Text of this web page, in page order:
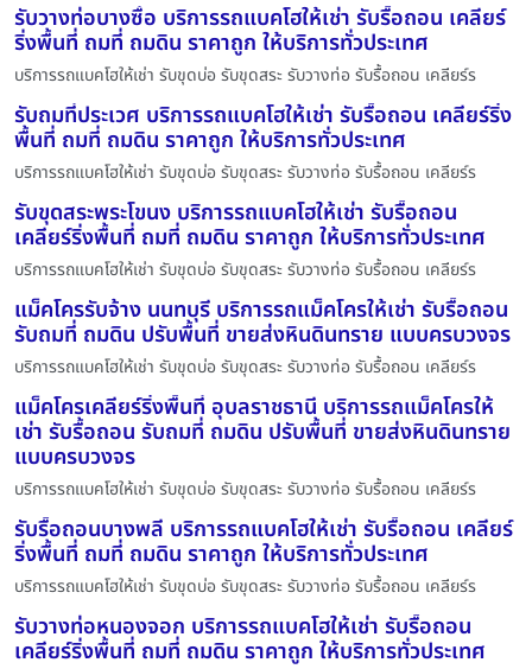
รับวางท่อบางซื่อ บริการรถแบคโฮให้เช่า รับรื้อถอน เคลียร์
ริ่งพื้นที่ ถมที่ ถมดิน ราคาถูก ให้บริการทั่วประเทศ
บริการรถแบคโฮให้เช่า รับขุดบ่อ รับขุดสระ รับวางท่อ รับรื้อถอน เคลียร์ร
รับถมที่ประเวศ บริการรถแบคโฮให้เช่า รับรื้อถอน เคลียร์ริ่ง
พื้นที่ ถมที่ ถมดิน ราคาถูก ให้บริการทั่วประเทศ
บริการรถแบคโฮให้เช่า รับขุดบ่อ รับขุดสระ รับวางท่อ รับรื้อถอน เคลียร์ร
รับขุดสระพระโขนง บริการรถแบคโฮให้เช่า รับรื้อถอน
เคลียร์ริ่งพื้นที่ ถมที่ ถมดิน ราคาถูก ให้บริการทั่วประเทศ
บริการรถแบคโฮให้เช่า รับขุดบ่อ รับขุดสระ รับวางท่อ รับรื้อถอน เคลียร์ร
แม็คโครรับจ้าง นนทบุรี บริการรถแม็คโครให้เช่า รับรื้อถอน
รับถมที่ ถมดิน ปรับพื้นที่ ขายส่งหินดินทราย แบบครบวงจร
บริการรถแบคโฮให้เช่า รับขุดบ่อ รับขุดสระ รับวางท่อ รับรื้อถอน เคลียร์ร
แม็คโครเคลียร์ริ่งพื้นที่ อุบลราชธานี บริการรถแม็คโครให้
เช่า รับรื้อถอน รับถมที่ ถมดิน ปรับพื้นที่ ขายส่งหินดินทราย
แบบครบวงจร
บริการรถแบคโฮให้เช่า รับขุดบ่อ รับขุดสระ รับวางท่อ รับรื้อถอน เคลียร์ร
รับรื้อถอนบางพลี บริการรถแบคโฮให้เช่า รับรื้อถอน เคลียร์
ริ่งพื้นที่ ถมที่ ถมดิน ราคาถูก ให้บริการทั่วประเทศ
บริการรถแบคโฮให้เช่า รับขุดบ่อ รับขุดสระ รับวางท่อ รับรื้อถอน เคลียร์ร
รับวางท่อหนองจอก บริการรถแบคโฮให้เช่า รับรื้อถอน
เคลียร์ริ่งพื้นที่ ถมที่ ถมดิน ราคาถูก ให้บริการทั่วประเทศ